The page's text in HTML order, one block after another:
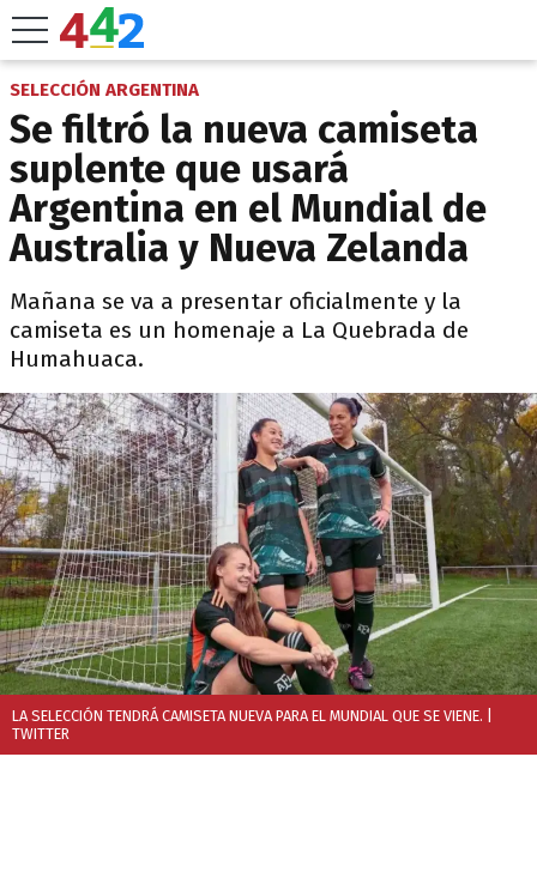
SELECCIÓN ARGENTINA
Se filtró la nueva camiseta
suplente que usará
Argentina en el Mundial de
Australia y Nueva Zelanda
Mañana se va a presentar oficialmente y la
camiseta es un homenaje a La Quebrada de
Humahuaca.
LA SELECCIÓN TENDRÁ CAMISETA NUEVA PARA EL MUNDIAL QUE SE VIENE.
TWITTER